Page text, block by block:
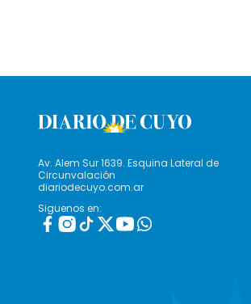
Av. Alem Sur 1639. Esquina Lateral de
Circunvalación
diariodecuyo.com.ar
Siguenos en: